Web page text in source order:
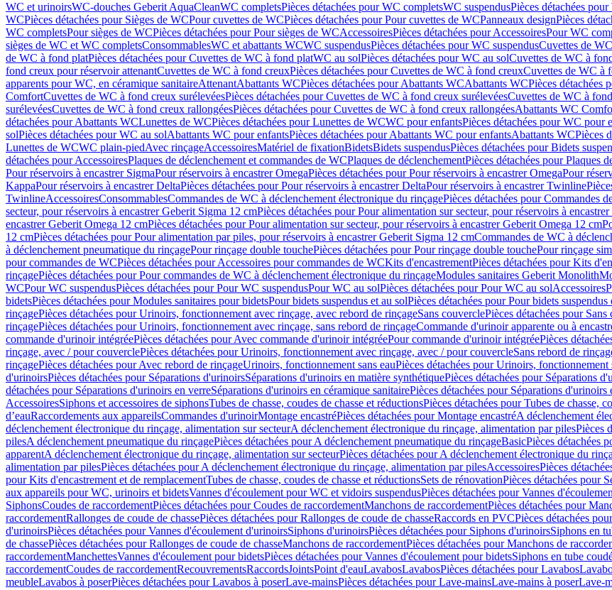
WC et urinoirsWC-douches Geberit AquaCleanWC completsPièces détachées pour WC completsWC suspendusPièces détachées
WCPièces détachées pour Sièges de WCPour cuvettes de WCPièces détachées pour Pour cuvettes de WCPanneaux designPièces
WC completsPour sièges de WCPièces détachées pour Pour sièges de WCAccessoiresPièces détachées pour AccessoiresPour WC
sièges de WC et WC completsConsommablesWC et abattants WCWC suspendusPièces détachées pour WC suspendusCuvettes de
de WC à fond platPièces détachées pour Cuvettes de WC à fond platWC au solPièces détachées pour WC au solCuvettes de WC à
fond creux pour réservoir attenantCuvettes de WC à fond creuxPièces détachées pour Cuvettes de WC à fond creuxCuvettes de WC à
apparents pour WC, en céramique sanitaireAttenantAbattants WCPièces détachées pour Abattants WCAbattants WCPièces détachées
ComfortCuvettes de WC à fond creux surélevéesPièces détachées pour Cuvettes de WC à fond creux surélevéesCuvettes de WC à
surélevéesCuvettes de WC à fond creux rallongéesPièces détachées pour Cuvettes de WC à fond creux rallongéesAbattants WC
détachées pour Abattants WCLunettes de WCPièces détachées pour Lunettes de WCWC pour enfantsPièces détachées pour WC pour
solPièces détachées pour WC au solAbattants WC pour enfantsPièces détachées pour Abattants WC pour enfantsAbattants WCPièces
Lunettes de WCWC plain-piedAvec rinçageAccessoiresMatériel de fixationBidetsBidets suspendusPièces détachées pour Bidets
détachées pour AccessoiresPlaques de déclenchement et commandes de WCPlaques de déclenchementPièces détachées pour Plaques
Pour réservoirs à encastrer SigmaPour réservoirs à encastrer OmegaPièces détachées pour Pour réservoirs à encastrer OmegaPour
KappaPour réservoirs à encastrer DeltaPièces détachées pour Pour réservoirs à encastrer DeltaPour réservoirs à encastrer Twinline
TwinlineAccessoiresConsommablesCommandes de WC à déclenchement électronique du rinçagePièces détachées pour Commandes
secteur, pour réservoirs à encastrer Geberit Sigma 12 cmPièces détachées pour Pour alimentation sur secteur, pour réservoirs à
encastrer Geberit Omega 12 cmPièces détachées pour Pour alimentation sur secteur, pour réservoirs à encastrer Geberit Omega 12 cm
12 cmPièces détachées pour Pour alimentation par piles, pour réservoirs à encastrer Geberit Sigma 12 cmCommandes de WC à
à déclenchement pneumatique du rinçagePour rinçage double touchePièces détachées pour Pour rinçage double touchePour rinçage
pour commandes de WCPièces détachées pour Accessoires pour commandes de WCKits d'encastrementPièces détachées pour Kits
rinçagePièces détachées pour Pour commandes de WC à déclenchement électronique du rinçageModules sanitaires Geberit Monolith
WCPour WC suspendusPièces détachées pour Pour WC suspendusPour WC au solPièces détachées pour Pour WC au solAccessoires
bidetsPièces détachées pour Modules sanitaires pour bidetsPour bidets suspendus et au solPièces détachées pour Pour bidets suspendus
rinçagePièces détachées pour Urinoirs, fonctionnement avec rinçage, avec rebord de rinçageSans couverclePièces détachées pour Sans
rinçagePièces détachées pour Urinoirs, fonctionnement avec rinçage, sans rebord de rinçageCommande d'urinoir apparente ou à
commande d'urinoir intégréePièces détachées pour Avec commande d'urinoir intégréePour commande d'urinoir intégréePièces
rinçage, avec / pour couverclePièces détachées pour Urinoirs, fonctionnement avec rinçage, avec / pour couvercleSans rebord de
rinçagePièces détachées pour Avec rebord de rinçageUrinoirs, fonctionnement sans eauPièces détachées pour Urinoirs, fonctionnement
d'urinoirsPièces détachées pour Séparations d'urinoirsSéparations d'urinoirs en matière synthétiquePièces détachées pour Séparations
détachées pour Séparations d'urinoirs en verreSéparations d'urinoirs en céramique sanitairePièces détachées pour Séparations d'urinoirs
AccessoiresSiphons et accessoires de siphonsTubes de chasse, coudes de chasse et réductionsPièces détachées pour Tubes de chasse,
d’eauRaccordements aux appareilsCommandes d'urinoirMontage encastréPièces détachées pour Montage encastréA déclenchement
déclenchement électronique du rinçage, alimentation sur secteurA déclenchement électronique du rinçage, alimentation par pilesPièces
pilesA déclenchement pneumatique du rinçagePièces détachées pour A déclenchement pneumatique du rinçageBasicPièces détachées
apparentA déclenchement électronique du rinçage, alimentation sur secteurPièces détachées pour A déclenchement électronique du
alimentation par pilesPièces détachées pour A déclenchement électronique du rinçage, alimentation par pilesAccessoiresPièces
pour Kits d'encastrement et de remplacementTubes de chasse, coudes de chasse et réductionsSets de rénovationPièces détachées pour
aux appareils pour WC, urinoirs et bidetsVannes d'écoulement pour WC et vidoirs suspendusPièces détachées pour Vannes
SiphonsCoudes de raccordementPièces détachées pour Coudes de raccordementManchons de raccordementPièces détachées pour
raccordementRallonges de coude de chassePièces détachées pour Rallonges de coude de chasseRaccords en PVCPièces détachées
d'urinoirsPièces détachées pour Vannes d'écoulement d'urinoirsSiphons d'urinoirsPièces détachées pour Siphons d'urinoirsSiphons en
de chassePièces détachées pour Rallonges de coude de chasseManchons de raccordementPièces détachées pour Manchons de
raccordementManchettesVannes d'écoulement pour bidetsPièces détachées pour Vannes d'écoulement pour bidetsSiphons en tube
raccordementCoudes de raccordementRecouvrementsRaccordsJointsPoint d'eauLavabosLavabosPièces détachées pour Lavabos
meubleLavabos à poserPièces détachées pour Lavabos à poserLave-mainsPièces détachées pour Lave-mainsLave-mains à poserLave-